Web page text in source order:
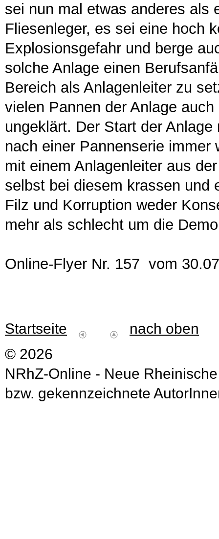
sei nun mal etwas anderes als
Fliesenleger, es sei eine hoch
Explosionsgefahr und berge
solche Anlage einen
Bereich als Anlagenleiter zu
vielen Pannen der Anlage
ungeklärt. Der Start der
nach einer Pannenserie
mit einem Anlagenleiter aus
selbst bei diesem krassen und
Filz und Korruption weder
mehr als schlecht um die
Online-Flyer Nr. 157 vom
Startseite
nach oben
© 2026
NRhZ-Online - Neue
bzw. gekennzeichnete